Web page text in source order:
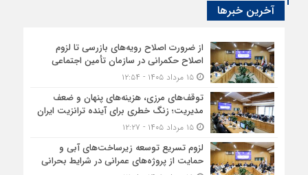
آخرین خبرها
از ضرورت اصلاح رویه‌های بازرسی تا لزوم
اصلاح حکمرانی در سازمان تأمین اجتماعی
۱۵ مرداد ۱۴۰۵ - ۱۲:۵۴
توقف‌های مرزی، هزینه‌های پنهان و ضعف
مدیریت؛ زنگ خطری برای آینده ترانزیت ایران
۱۵ مرداد ۱۴۰۵ - ۱۲:۲۷
لزوم تسریع توسعه زیرساخت‌های آبی و
حمایت از پروژه‌های عمرانی در شرایط بحرانی